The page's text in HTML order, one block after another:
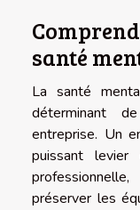
santé
La santé
déterminant
entreprise. Un
puissant
préserver les